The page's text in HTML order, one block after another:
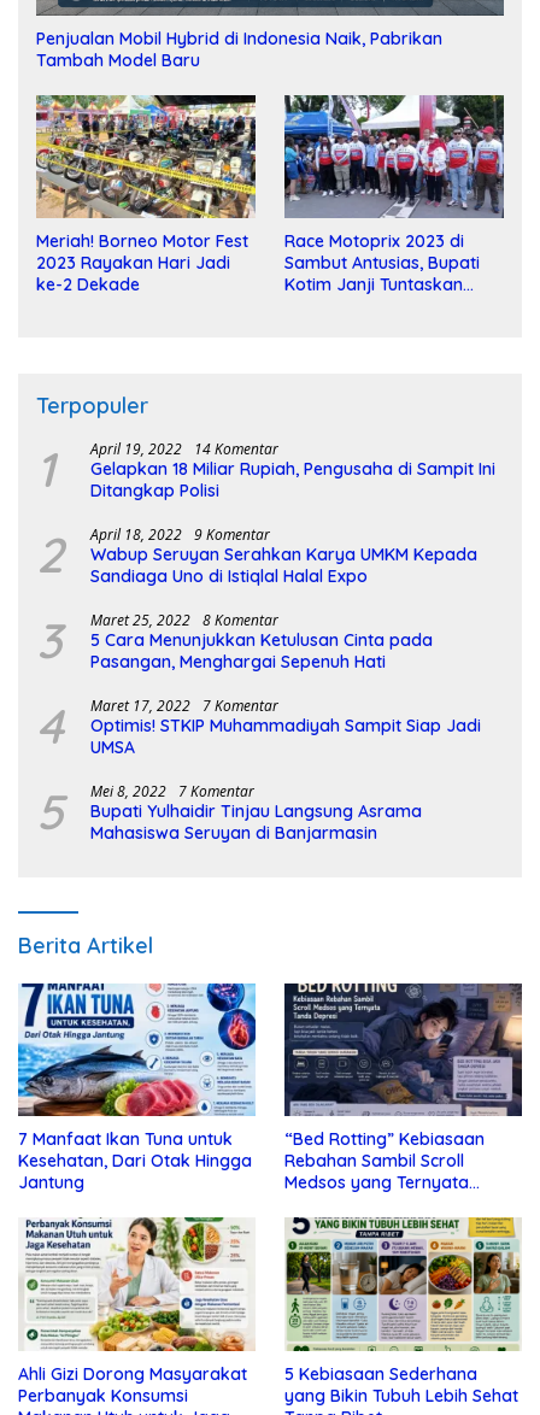
Penjualan Mobil Hybrid di Indonesia Naik, Pabrikan
Tambah Model Baru
Meriah! Borneo Motor Fest
2023 Rayakan Hari Jadi
ke-2 Dekade
Race Motoprix 2023 di
Sambut Antusias, Bupati
Kotim Janji Tuntaskan
Terpopuler
1 April 19, 2022 14 Komentar
Gelapkan 18 Miliar Rupiah, Pengusaha di Sampit Ini
Ditangkap Polisi
2 April 18, 2022 9 Komentar
Wabup Seruyan Serahkan Karya UMKM Kepada
Sandiaga Uno di Istiqlal Halal Expo
3 Maret 25, 2022 8 Komentar
5 Cara Menunjukkan Ketulusan Cinta pada
Pasangan, Menghargai Sepenuh Hati
4 Maret 17, 2022 7 Komentar
Optimis! STKIP Muhammadiyah Sampit Siap Jadi
UMSA
5 Mei 8, 2022 7 Komentar
Bupati Yulhaidir Tinjau Langsung Asrama
Mahasiswa Seruyan di Banjarmasin
Berita Artikel
7 Manfaat Ikan Tuna untuk
Kesehatan, Dari Otak Hingga
Jantung
“Bed Rotting” Kebiasaan
Rebahan Sambil Scroll
Medsos yang Ternyata
Ahli Gizi Dorong Masyarakat
Perbanyak Konsumsi
5 Kebiasaan Sederhana
yang Bikin Tubuh Lebih Sehat